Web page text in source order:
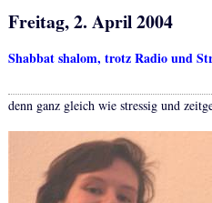
Freitag, 2. April 2004
Shabbat shalom, trotz Radio und
denn ganz gleich wie stressig und